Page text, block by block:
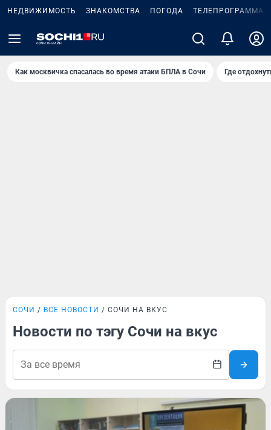
НЕДВИЖИМОСТЬ ЗНАКОМСТВА ПОГОДА ТЕЛЕПРОГРАММА
Как москвичка спасалась во время атаки БПЛА в Сочи Где
СОЧИ ВСЕ НОВОСТИ СОЧИ НА ВКУС
Новости по тэгу Сочи на вкус